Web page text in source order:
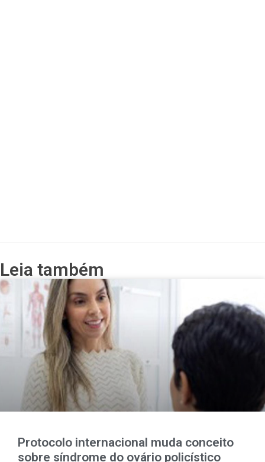
Leia também
Protocolo internacional muda conceito
sobre síndrome do ovário policístico